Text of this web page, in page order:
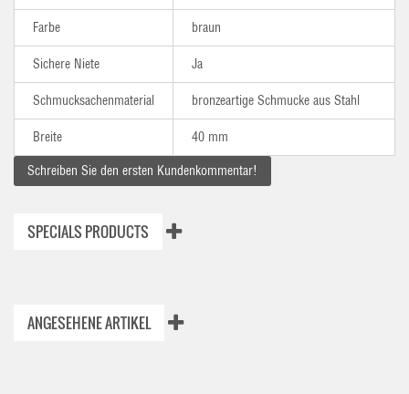
Farbe braun
Sichere Niete Ja
Schmucksachenmaterial bronzeartige Schmucke aus Stahl
Breite 40 mm
Schreiben Sie den ersten Kundenkommentar!
SPECIALS PRODUCTS
ANGESEHENE ARTIKEL